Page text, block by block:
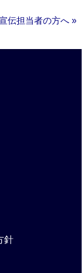
伝担当者の方へ »
針